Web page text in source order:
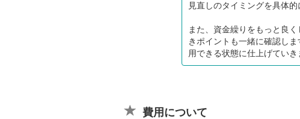
見直しのタイミングを具体的
また、資金繰りをもっと良
きポイントも一緒に確認し
用できる状態に仕上げていき
費用について